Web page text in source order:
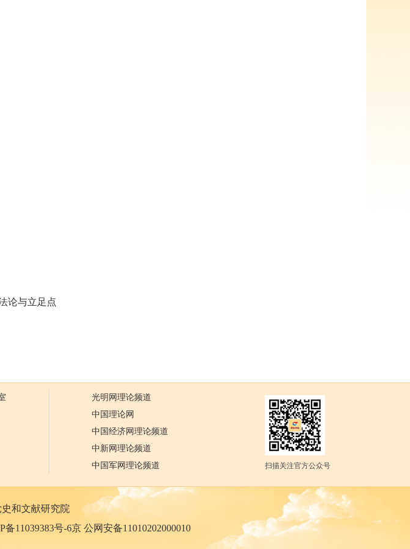
论与立足点
光明网理论频道
中国理论网
中国经济网理论频道
中新网理论频道
中国军网理论频道
扫描关注官方公众号
和文献研究院
11039383号-6京 公网安备11010202000010